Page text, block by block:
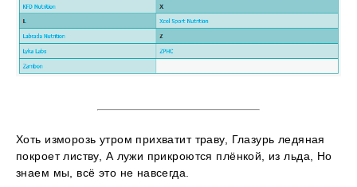
Хоть изморозь утром прихватит траву, Глазурь ледяная
покроет листву, А лужи прикроются плёнкой, из льда, Но
знаем мы, всё это не навсегда.